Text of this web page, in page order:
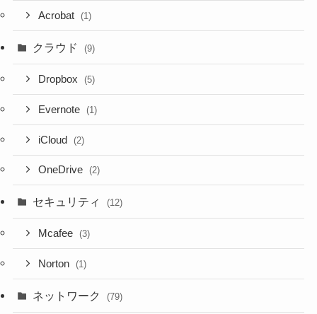
Acrobat (1)
クラウド (9)
Dropbox (5)
Evernote (1)
iCloud (2)
OneDrive (2)
セキュリティ (12)
Mcafee (3)
Norton (1)
ネットワーク (79)